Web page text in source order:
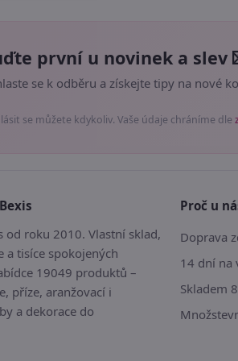
první u novinek a slev
se k odběru a získejte tipy na nové
se můžete kdykoliv. Vaše údaje chráníme dle
od roku 2010. Vlastní sklad,
a tisíce spokojených
19049 produktů –
příze, aranžovací i
a dekorace do
Proč u
Doprava
14 dní na
Skladem